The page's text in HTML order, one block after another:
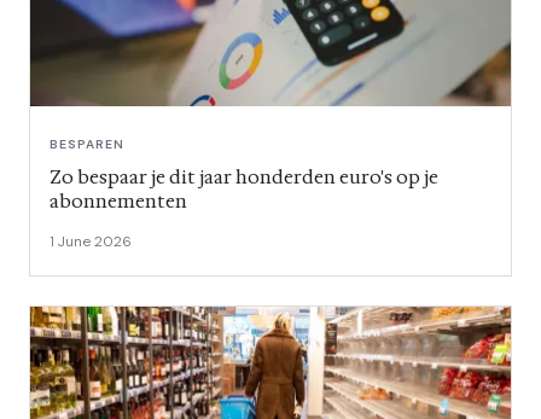
BESPAREN
Zo bespaar je dit jaar honderden euro's op je
abonnementen
1 June 2026